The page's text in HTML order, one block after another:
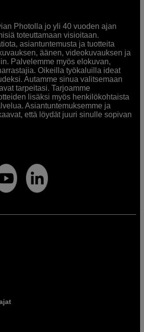
Photolla jo yli 40 vuoden ajan
toteuttamaan visioitaan.
asiantuntemusta ja tuotteita
äänen, videokuvauksen ja
Palvelemme myös elokuvan,
Oikeilla työkaluilla ideat
Autamme sinua valitsemaan
tarpeitasi. Tarjoamme
lisäksi myös henkilökohtaista
Asiantuntemuksemme ja
että löydät juuri sinulle sopivan